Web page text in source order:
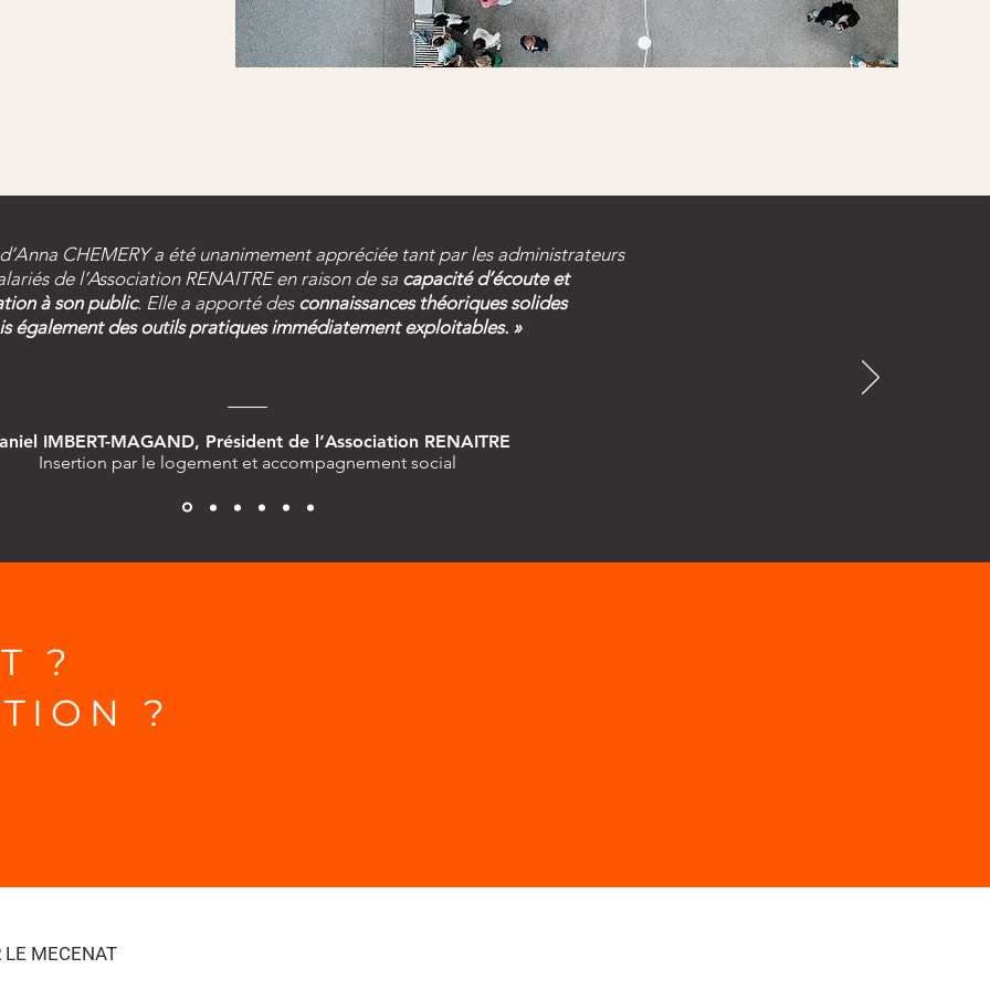
UNE QUESTION ?
CHEMERY a été unanimement appréciée tant par les administrateurs
de l’Association RENAITRE en raison de sa capacité d’écoute et
à son public. Elle a apporté des connaissances théoriques solides
également des outils pratiques immédiatement exploitables. »
IMBERT-MAGAND, Président de l’Association RENAITRE
Insertion par le logement et accompagnement social
?
?
LE MECENAT